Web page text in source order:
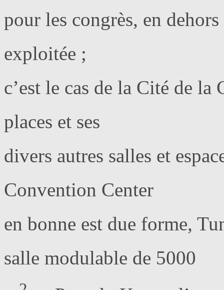
pour les congrès, en
exploitée ;
c’est le cas de la Cité de
places et ses
divers autres salles et
Convention Center
en bonne est due forme,
salle modulable de 5000